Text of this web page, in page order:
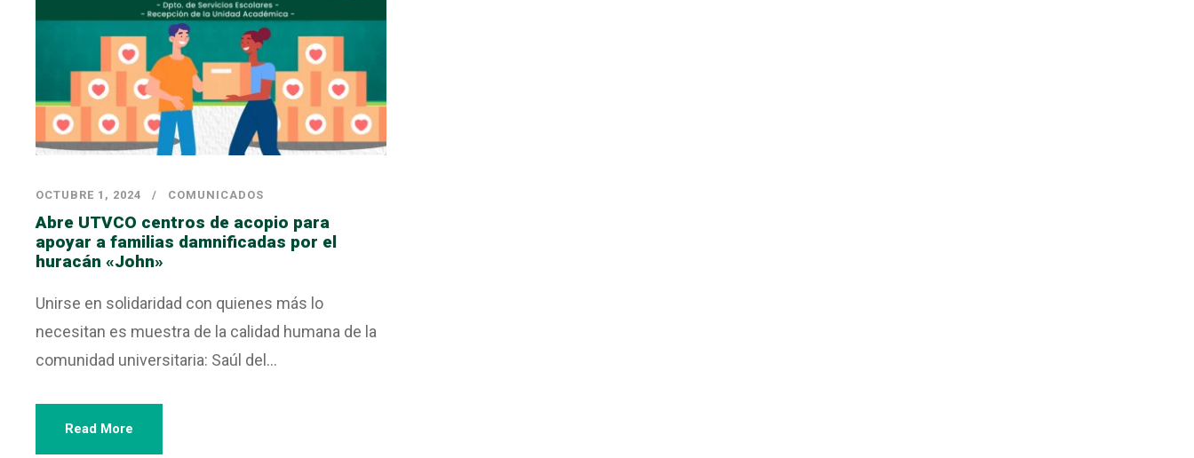
OCTUBRE 1, 2024 COMUNICADOS
Abre UTVCO centros de acopio para
apoyar a familias damnificadas por el
huracán «John»
Unirse en solidaridad con quienes más lo
necesitan es muestra de la calidad humana de la
comunidad universitaria: Saúl del...
Read More